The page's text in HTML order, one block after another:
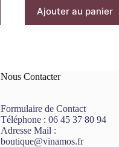
Ajouter au panier
Nous Contacter
Formulaire de Contact
Téléphone :06 45 37 80 94
Adresse Mail :
boutique@vinamos.fr